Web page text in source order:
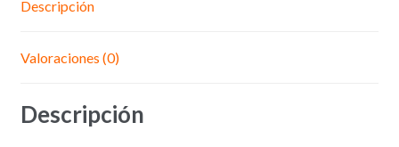
Descripción
Valoraciones (0)
Descripción